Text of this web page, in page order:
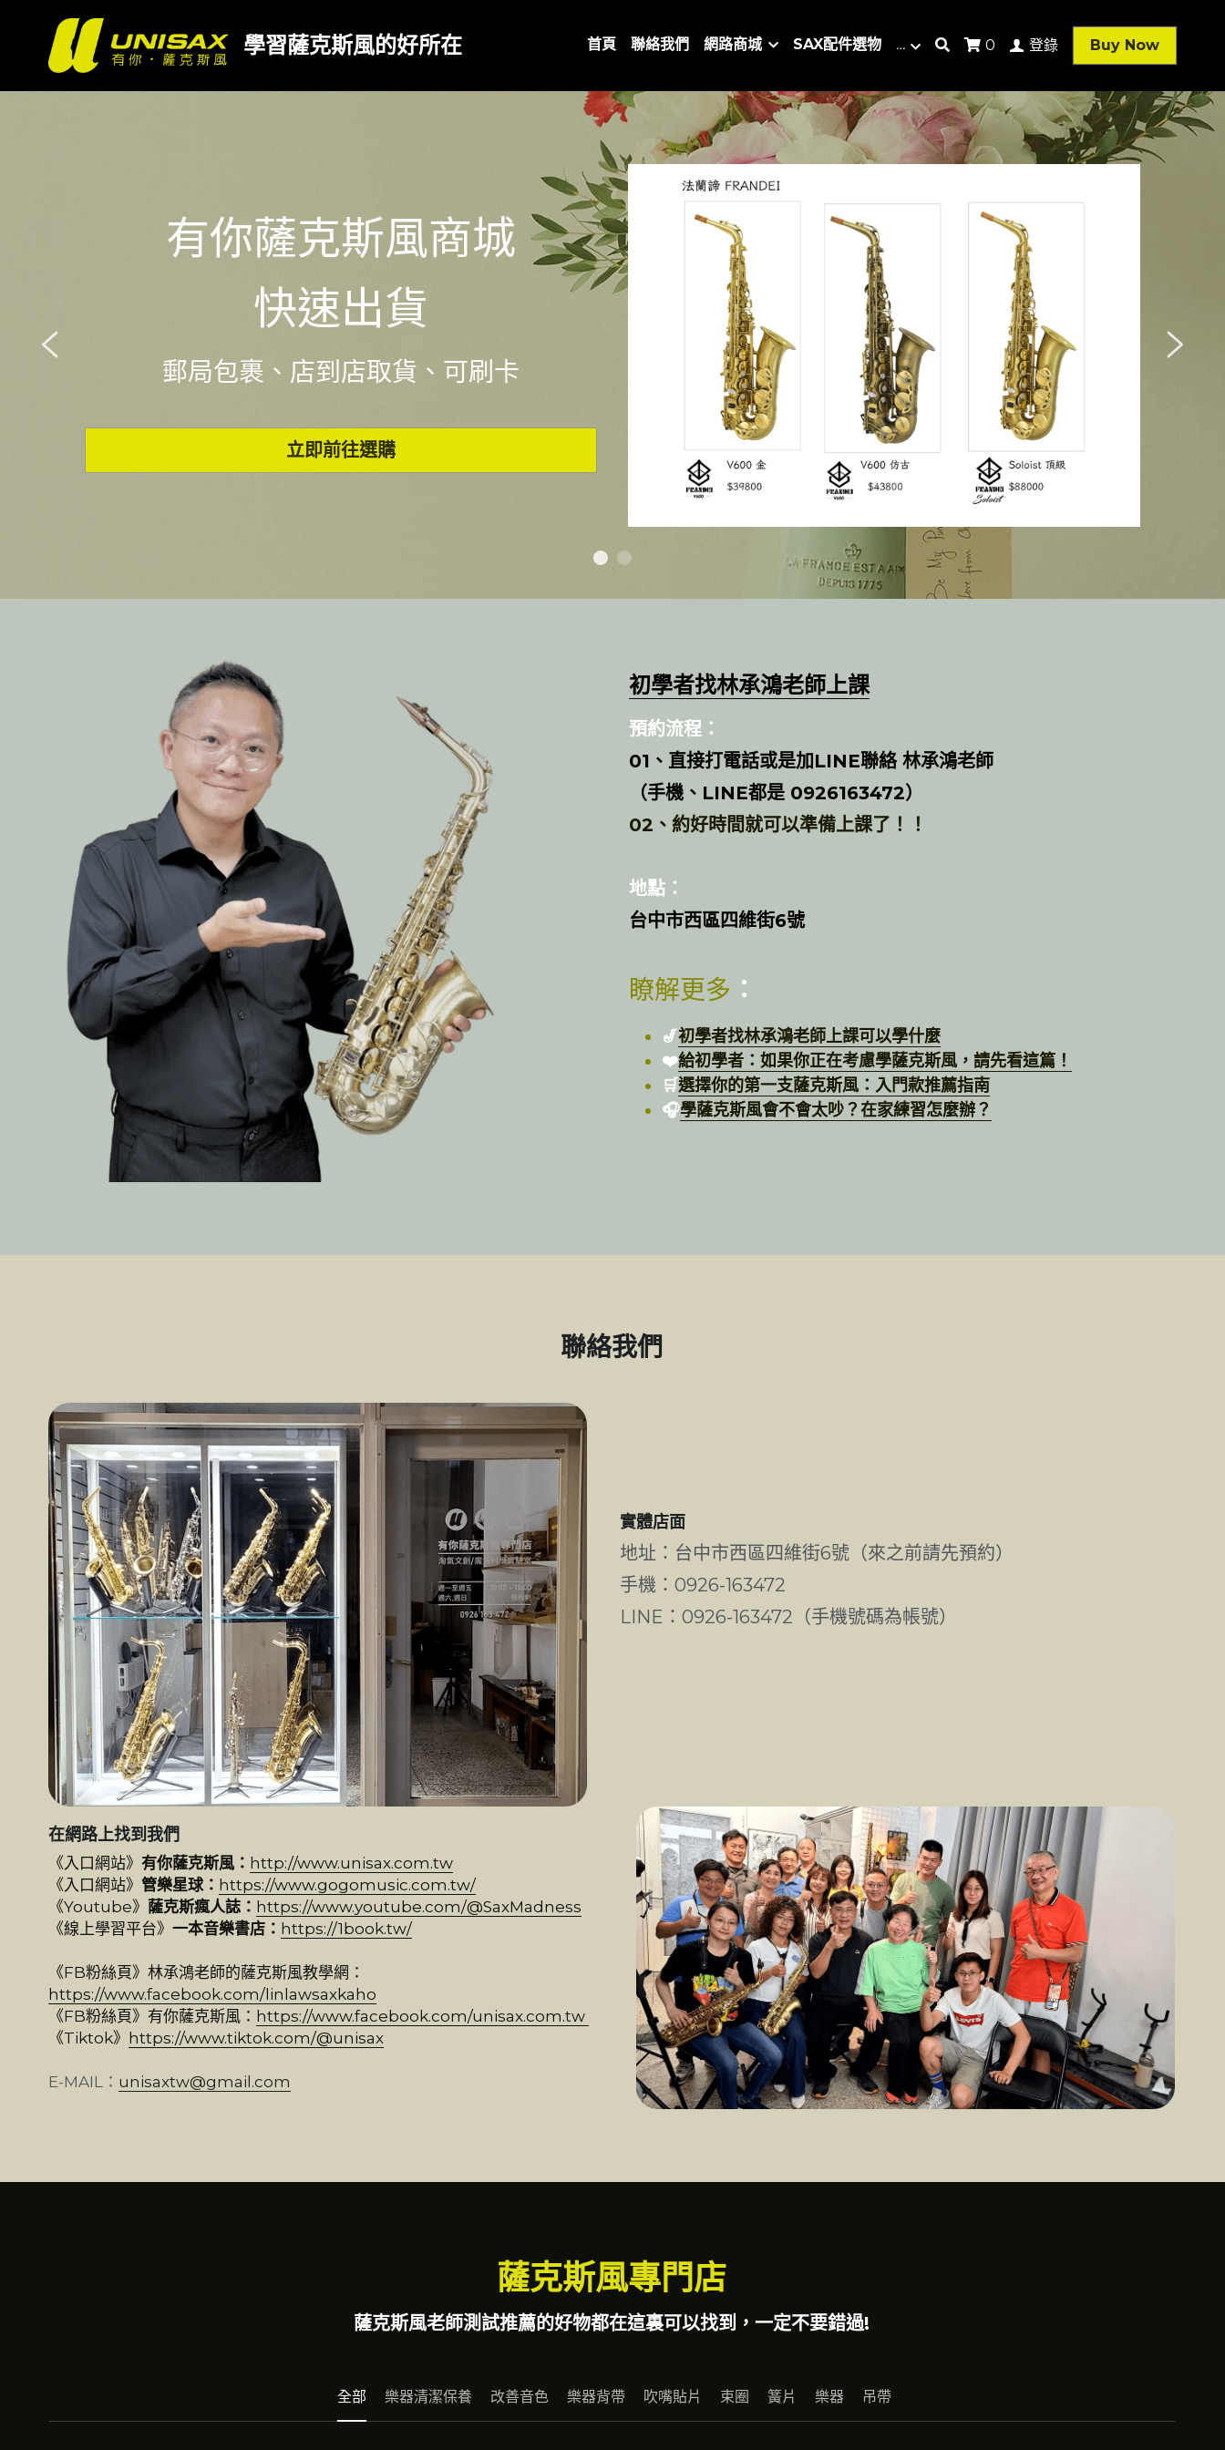
學習薩克斯風的好所在 首頁 聯絡我們 網路商城 SAX配件選物 … 0 登錄 Buy Now
有你薩克斯風商城
快速出貨
郵局包裹、店到店取貨、可刷卡
立即前往選購
初學者找林承鴻老師上課
預約流程：
01、直接打電話或是加LINE聯絡 林承鴻老師
（手機、LINE都是 0926163472）
02、約好時間就可以準備上課了！！
地點：
台中市西區四維街6號
瞭解更多 ：
🎷初學者找林承鴻老師上課可以學什麼
❤️給初學者：如果你正在考慮學薩克斯風，請先看這篇！
🛒選擇你的第一支薩克斯風：入門款推薦指南
🎧學薩克斯風會不會太吵？在家練習怎麼辦？
聯絡我們
實體店面
地址：台中市西區四維街6號（來之前請先預約）
手機：0926-163472
LINE：0926-163472（手機號碼為帳號）
在網路上找到我們
《入口網站》有你薩克斯風： http://www.unisax.com.tw
《入口網站》管樂星球： https://www.gogomusic.com.tw/​​​​​​​
《Youtube》 薩克斯瘋人誌： https://www.youtube.com/@SaxMadness
《線上學習平台》一本音樂書店： https://1book.tw/
《FB粉絲頁》林承鴻老師的薩克斯風教學網：
https://www.facebook.com/linlawsaxkaho
《FB粉絲頁》有你薩克斯風： https://www.facebook.com/unisax.com.tw
《Tiktok》 https://www.tiktok.com/@unisax
E-MAIL： unisaxtw@gmail.com
薩克斯風專門店
薩克斯風老師測試推薦的好物都在這裏可以找到，一定不要錯過!
全部 樂器清潔保養 改善音色 樂器背帶 吹嘴貼片 束圈 簧片 樂器 吊帶